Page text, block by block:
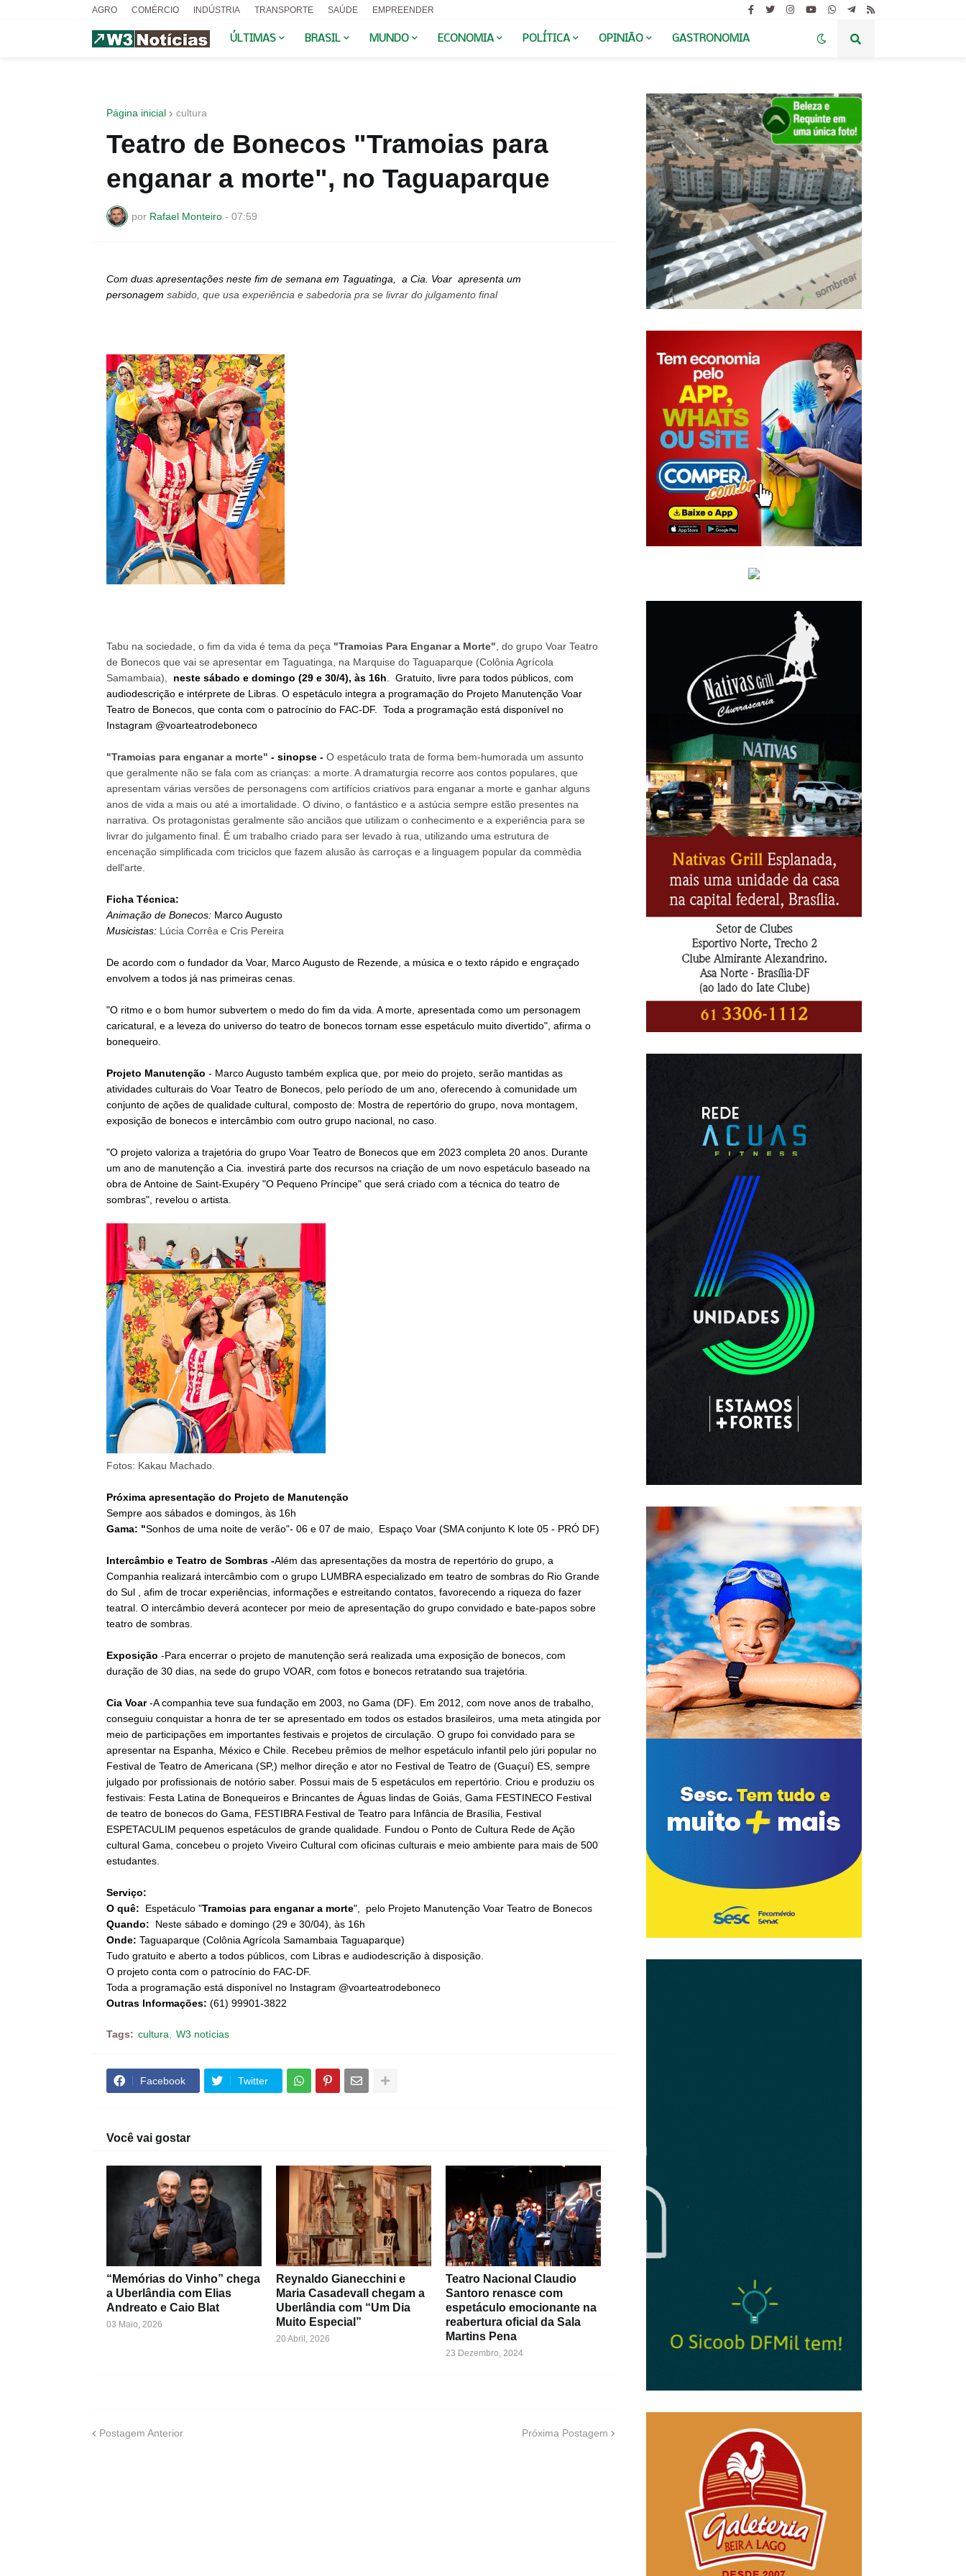
AGRO COMÉRCIO INDÚSTRIA TRANSPORTE SAÚDE EMPREENDER
ÚLTIMAS BRASIL MUNDO ECONOMIA POLÍTICA OPINIÃO GASTRONOMIA
Página inicial cultura
Teatro de Bonecos "Tramoias para
enganar a morte", no Taguaparque
por Rafael Monteiro - 07:59
Com duas apresentações neste fim de semana em Taguatinga, a Cia. Voar apresenta um
personagem sabido, que usa experiência e sabedoria pra se livrar do julgamento final
Tabu na sociedade, o fim da vida é tema da peça "Tramoias Para Enganar a Morte" , do grupo Voar Teatro
de Bonecos que vai se apresentar em Taguatinga,
na Marquise do Taguaparque (Colônia Agrícola
Samambaia),
neste sábado e domingo (29 e 30/4), às 16h
Gratuito, livre para todos públicos, com
audiodescrição e intérprete de Libras. O espetáculo integra a programação do Projeto Manutenção Voar
Teatro de Bonecos, que conta com o patrocínio do FAC-DF. Toda a programação está disponível no
Instagram @voarteatrodeboneco
"Tramoias para enganar a morte" - sinopse - O espetáculo trata de forma bem-humorada um assunto
que geralmente não se fala com as crianças: a morte. A dramaturgia recorre aos contos populares, que
apresentam várias versões de personagens com artifícios criativos para enganar a morte e ganhar alguns
anos de vida a mais ou até a imortalidade. O divino, o fantástico e a astúcia sempre estão presentes na
narrativa. Os protagonistas geralmente são anciãos que utilizam o conhecimento e a experiência para se
livrar do julgamento final. É um trabalho criado para ser levado à rua, utilizando uma estrutura de
encenação simplificada com triciclos que fazem alusão às carroças e a linguagem popular da commèdia
dell'arte.
Ficha Técnica:
Animação de Bonecos:Marco Augusto
Musicistas: Lúcia Corrêa e Cris Pereira
De acordo com o fundador da Voar, Marco Augusto de Rezende, a música e o texto rápido e engraçado
envolvem a todos já nas primeiras cenas.
"O ritmo e o bom humor subvertem o medo do fim da vida. A morte, apresentada como um personagem
caricatural, e a leveza do universo do teatro de bonecos tornam esse espetáculo muito divertido", afirma o
bonequeiro.
Projeto Manutenção - Marco Augusto também explica que, por meio do projeto, serão mantidas as
atividades culturais do Voar Teatro de Bonecos, pelo período de um ano, oferecendo à comunidade um
conjunto de ações de qualidade cultural, composto de: Mostra de repertório do grupo, nova montagem,
exposição de bonecos e intercâmbio com outro grupo nacional, no caso.
"O projeto valoriza a trajetória do grupo Voar Teatro de Bonecos que em 2023 completa 20 anos. Durante
um ano de manutenção a Cia. investirá parte dos recursos na criação de um novo espetáculo baseado na
obra de Antoine de Saint-Exupéry "O Pequeno Príncipe" que será criado com a técnica do teatro de
sombras", revelou o artista.
Fotos: Kakau Machado.
Próxima apresentação do Projeto de Manutenção
Sempre aos sábados e domingos, às 16h
Gama: "Sonhos de uma noite de verão"- 06 e 07 de maio, Espaço Voar (SMA conjunto K lote 05 - PRÓ DF)
Intercâmbio e Teatro de Sombras -Além das apresentações da mostra de repertório do grupo, a
Companhia realizará intercâmbio com o grupo LUMBRA especializado em teatro de sombras do Rio Grande
do Sul , afim de trocar experiências, informações e estreitando contatos, favorecendo a riqueza do fazer
teatral. O intercâmbio deverá acontecer por meio de apresentação do grupo convidado e bate-papos sobre
teatro de sombras.
Exposição -Para encerrar o projeto de manutenção será realizada uma exposição de bonecos, com
duração de 30 dias, na sede do grupo VOAR, com fotos e bonecos retratando sua trajetória.
Cia Voar-A companhia teve sua fundação em 2003, no Gama (DF). Em 2012, com nove anos de trabalho,
conseguiu conquistar a honra de ter se apresentado em todos os estados brasileiros, uma meta atingida por
meio de participações em importantes festivais e projetos de circulação. O grupo foi convidado para se
apresentar na Espanha, México e Chile. Recebeu prêmios de melhor espetáculo infantil pelo júri popular no
Festival de Teatro de Americana (SP,) melhor direção e ator no Festival de Teatro de (Guaçuí) ES, sempre
julgado por profissionais de notório saber. Possui mais de 5 espetáculos em repertório. Criou e produziu os
festivais: Festa Latina de Bonequeiros e Brincantes de Águas lindas de Goiás, Gama FESTINECO Festival
de teatro de bonecos do Gama, FESTIBRA Festival de Teatro para Infância de Brasília, Festival
ESPETACULIM pequenos espetáculos de grande qualidade. Fundou o Ponto de Cultura Rede de Ação
cultural Gama, concebeu o projeto Viveiro Cultural com oficinas culturais e meio ambiente para mais de 500
estudantes.
Serviço:
O quê: Espetáculo "Tramoias para enganar a morte", pelo Projeto Manutenção Voar Teatro de Bonecos
Quando:
Neste sábado e domingo (29 e 30/04), às 16h
Onde: Taguaparque (Colônia Agrícola Samambaia Taguaparque)
Tudo gratuito e aberto a todos públicos, com Libras e audiodescrição à disposição.
O projeto conta com o patrocínio do FAC-DF.
Toda a programação está disponível no Instagram @voarteatrodeboneco
Outras Informações: (61) 99901-3822
Tags: cultura W3 notícias
Facebook Twitter
Você vai gostar
“Memórias do Vinho” chega
a Uberlândia com Elias
Andreato e Caio Blat
03 Maio, 2026
Reynaldo Gianecchini e
Maria Casadevall chegam a
Uberlândia com “Um Dia
Muito Especial”
20 Abril, 2026
Teatro Nacional Claudio
Santoro renasce com
espetáculo emocionante na
reabertura oficial da Sala
Martins Pena
23 Dezembro, 2024
Postagem Anterior Próxima Postagem